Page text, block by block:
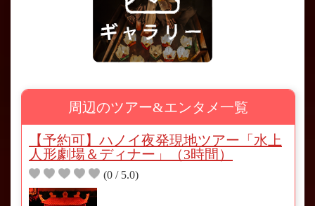
周辺のツアー&エンタメ一覧
【予約可】ハノイ夜発現地ツアー「水上
人形劇場＆ディナー」（3時間）
(0 / 5.0)